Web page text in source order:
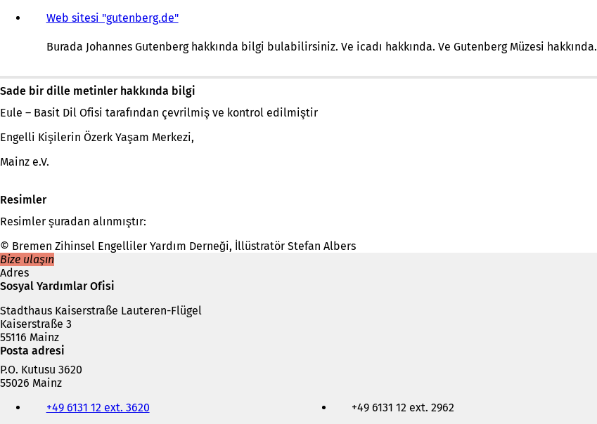
Web sitesi "gutenberg.de"
Burada Johannes Gutenberg hakkında bilgi bulabilirsiniz. Ve icadı hakkında. Ve Gutenberg Müzesi hakkında.
Sade bir dille metinler hakkında bilgi
Eule – Basit Dil Ofisi tarafından çevrilmiş ve kontrol edilmiştir
Engelli Kişilerin Özerk Yaşam Merkezi,
Mainz e.V.
Resimler
Resimler şuradan alınmıştır:
© Bremen Zihinsel Engelliler Yardım Derneği, İllüstratör Stefan Albers
Bize ulaşın
Adres
Sosyal Yardımlar Ofisi
Stadthaus Kaiserstraße Lauteren-Flügel
Kaiserstraße 3
55116 Mainz
Posta adresi
P.O. Kutusu 3620
55026 Mainz
faks
+49 6131 12 ext. 3620
+49 6131 12 ext. 2962